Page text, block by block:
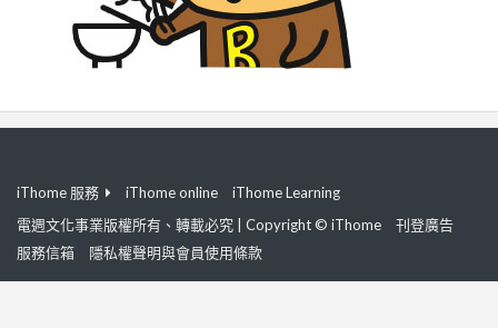
iThome 服務 iThome online
iThome Learning
電週文化事業版權所有、轉載必究 | Copyright © iThome
刊登廣告
服務信箱
隱私權聲明與會員使用條款